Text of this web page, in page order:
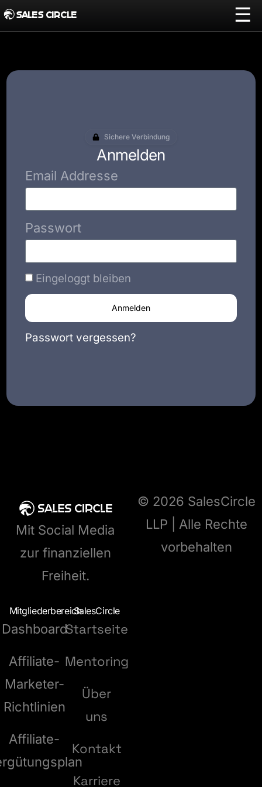
SALES CIRCLE ☰
Sichere Verbindung
Anmelden
Email Addresse
Passwort
Eingeloggt bleiben
Anmelden
Passwort vergessen?
Mit Social Media
zur finanziellen
Freiheit.
Mitgliederbereich
Dashboard
Affiliate-
Marketer-
Richtlinien
Affiliate-
SalesCircle
Startseite
Mentoring
Über
uns
Kontakt
Karriere
© 2026 SalesCircle
LLP | Alle Rechte
vorbehalten